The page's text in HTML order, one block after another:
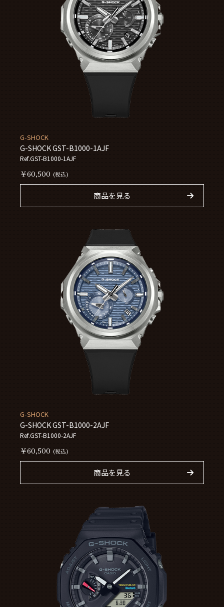
G-SHOCK
G-SHOCK GST-B1000-1AJF
Ref.GST-B1000-1AJF
￥60,500 (税込)
商品を見る
G-SHOCK
G-SHOCK GST-B1000-2AJF
Ref.GST-B1000-2AJF
￥60,500 (税込)
商品を見る